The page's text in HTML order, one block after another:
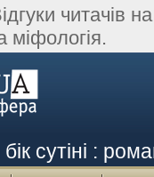
читачів
міфологія.
сутіні :